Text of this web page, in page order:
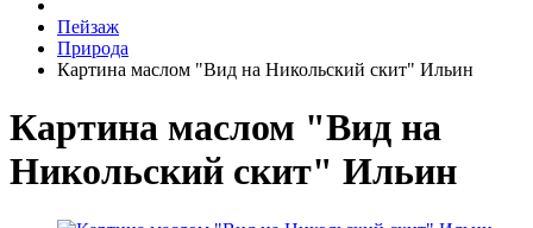
Пейзаж
Природа
Картина маслом "Вид на Никольский скит" Ильин
Картина маслом "Вид на
Никольский скит" Ильин